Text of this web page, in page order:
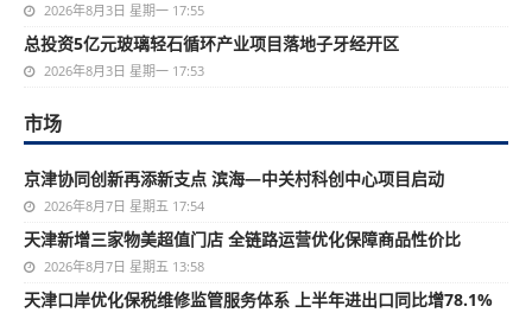
2026年8月3日 星期一 17:55
总投资5亿元玻璃轻石循环产业项目落地子牙经开区
2026年8月3日 星期一 17:53
市场
京津协同创新再添新支点 滨海—中关村科创中心项目启动
2026年8月7日 星期五 17:54
天津新增三家物美超值门店 全链路运营优化保障商品性价比
2026年8月7日 星期五 13:58
天津口岸优化保税维修监管服务体系 上半年进出口同比增78.1%